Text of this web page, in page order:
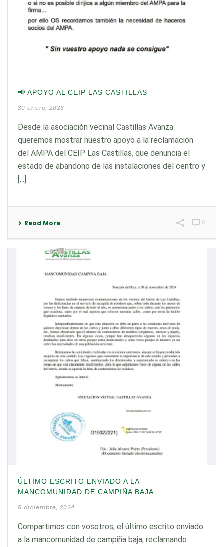
📢 APOYO AL CEIP LAS CASTILLAS
30 enero, 2026
Desde la asociación vecinal Castillas Avanza
queremos mostrar nuestro apoyo a la reclamación
del AMPA del CEIP Las Castillas, que denuncia el
estado de abandono de las instalaciones del centro y
[...]
Read More 0
ÚLTIMO ESCRITO ENVIADO A LA
MANCOMUNIDAD DE CAMPIÑA BAJA
5 diciembre, 2024
Compartimos con vosotros, el último escrito enviado
a la mancomunidad de campiña baja, reclamando